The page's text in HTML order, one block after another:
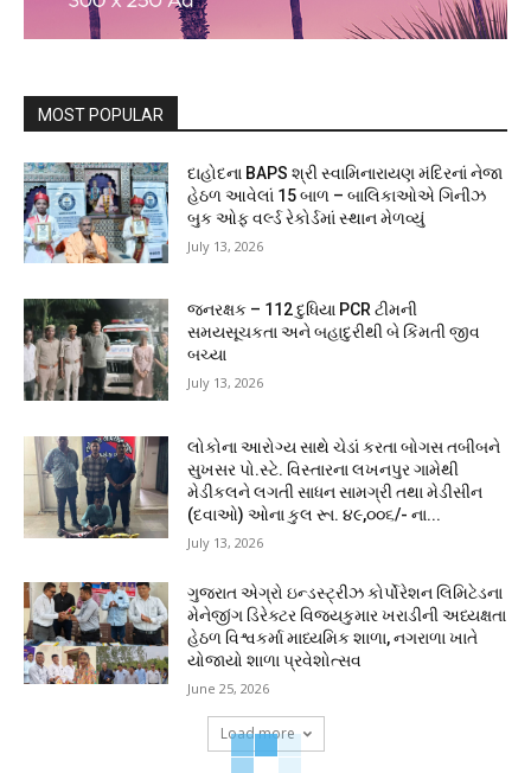
MOST POPULAR
દાહોદના BAPS શ્રી સ્વામિનારાયણ મંદિરનાં નેજા
હેઠળ આવેલાં 15 બાળ – બાલિકાઓએ ગિનીઝ
બુક ઓફ વર્લ્ડ રેકોર્ડમાં સ્થાન મેળવ્યું
July 13, 2026
જનરક્ષક – 112 દુધિયા PCR ટીમની
સમયસૂચકતા અને બહાદુરીથી બે કિંમતી જીવ
બચ્યા
July 13, 2026
લોકોના આરોગ્ય સાથે ચેડાં કરતા બોગસ તબીબને
સુખસર પો.સ્ટે. વિસ્તારના લખનપુર ગામેથી
મેડીકલને લગતી સાધન સામગ્રી તથા મેડીસીન
(દવાઓ) ઓના કુલ રૂા. ૪૯,૦૦૬/- ના...
July 13, 2026
ગુજરાત એગ્રો ઇન્ડસ્ટ્રીઝ કોર્પોરેશન લિમિટેડના
મેનેજીંગ ડિરેક્ટર વિજયકુમાર ખરાડીની અધ્યક્ષતા
હેઠળ વિશ્વકર્મા માધ્યમિક શાળા, નગરાળા ખાતે
યોજાયો શાળા પ્રવેશોત્સવ
June 25, 2026
Load more